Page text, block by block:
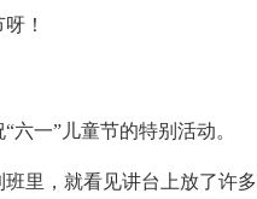
！
六一”儿童节的特别活动。
里，就看见讲台上放了许